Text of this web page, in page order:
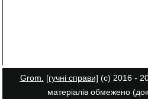
Grom. [гучні справи] (с) 2016 -
матеріалів обмежено